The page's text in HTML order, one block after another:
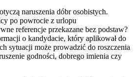
naruszenia dóbr osobistych.
po powrocie z urlopu
referencje przekazane bez podstaw?
o kandydacie, który aplikował do
sytuacji może prowadzić do roszczenia
godności, dobrego imienia czy